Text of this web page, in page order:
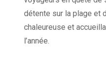
détente sur la plage et
chaleureuse et
l’année.